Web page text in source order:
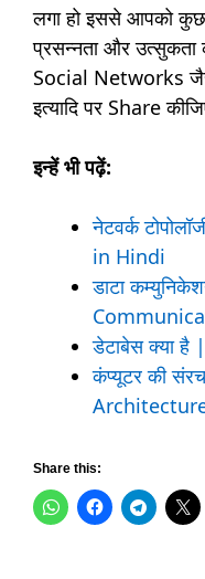
लगा हो इससे आपको कुछ
प्रसन्नता और उत्सुकता
Social Networks
इत्यादि पर Share
इन्हें भी पढ़ें:
नेटवर्क
in Hindi
डाटा
डेटाबेस क्या
कंप्यूटर की
Share this: